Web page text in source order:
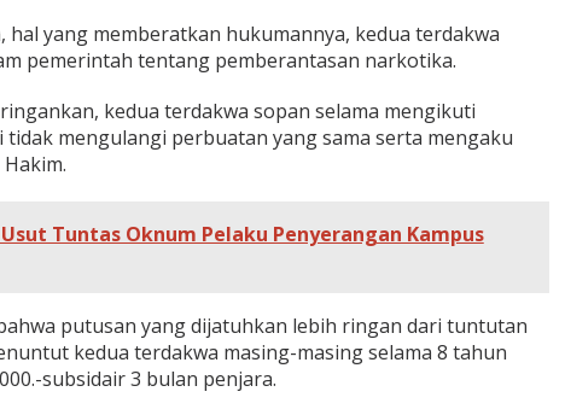
hal yang memberatkan hukumannya, kedua terdakwa
pemerintah tentang pemberantasan narkotika.
kedua terdakwa sopan selama mengikuti
mengulangi perbuatan yang sama serta mengaku
Tuntas Oknum Pelaku Penyerangan Kampus
putusan yang dijatuhkan lebih ringan dari tuntutan
kedua terdakwa masing-masing selama 8 tahun
subsidair 3 bulan penjara.